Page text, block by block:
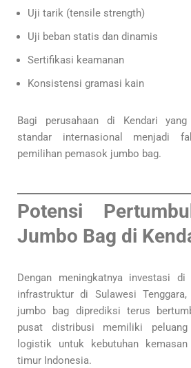
Uji tarik (tensile strength)
Uji beban statis dan dinamis
Sertifikasi keamanan
Konsistensi gramasi kain
Bagi perusahaan di Kendari
standar internasional menjadi
pemilihan pemasok jumbo bag.
Potensi
Jumbo Bag di
Dengan meningkatnya investasi
infrastruktur di Sulawesi
jumbo bag diprediksi terus
pusat distribusi memiliki
logistik untuk kebutuhan
timur Indonesia.